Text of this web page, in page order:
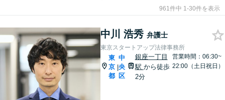
961件中 1-30件を表示
中川 浩秀 弁護士
東京スタートアップ法律事務所
東
京
都
|
中
央
区
銀座一丁目
駅 から徒歩
2分
営業時間：06:30~
22:00（土日祝日）